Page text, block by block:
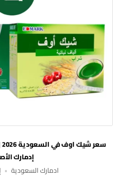
إدمارك
ادمارك السعودية